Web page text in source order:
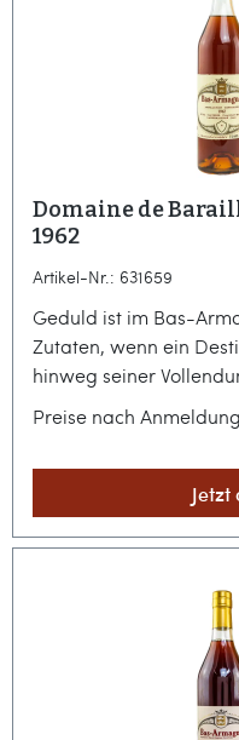
Domaine de
1962
Artikel-Nr.: 631659
Geduld ist im Bas-
Zutaten, wenn ein
hinweg seiner
Domaine de Baraillon
Zeitzeugnis, das die
eines halben
Destillationskunst aus
Herzen der Region
pflegt die Familie
Baraillon eine
künstliche Zusätze
dem Jahr 1962 wurde
reifte volle 60 Jahre
Originalabfüllung in
Preise nach Anmeldung
Jetzt